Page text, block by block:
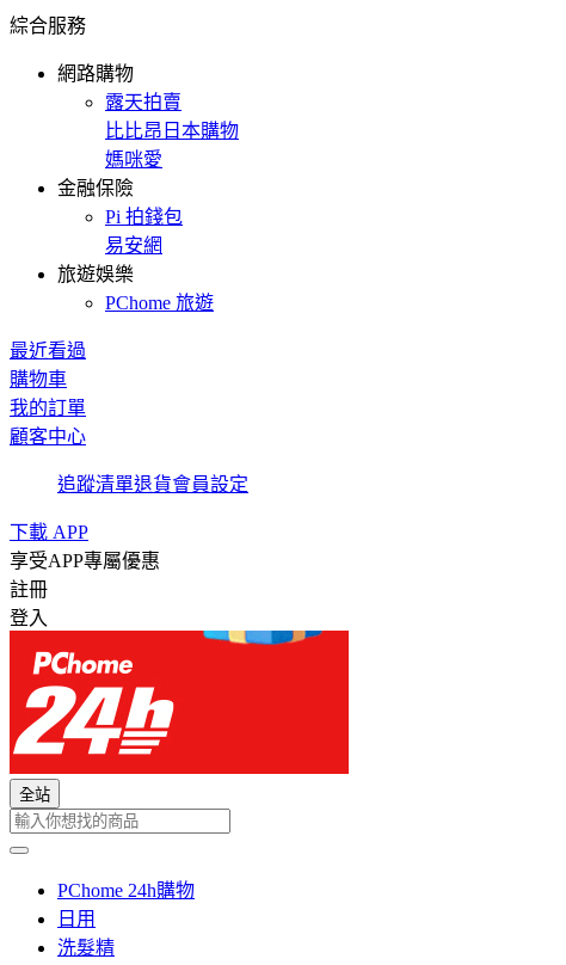
綜合服務
網路購物
露天拍賣
比比昂日本購物
媽咪愛
金融保險
Pi 拍錢包
易安網
旅遊娛樂
PChome 旅遊
最近看過
購物車
我的訂單
顧客中心
追蹤清單退貨會員設定
下載 APP
享受APP專屬優惠
註冊
登入
全站
PChome 24h購物
日用
洗髮精